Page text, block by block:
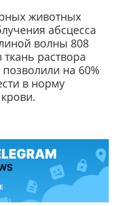
животных
абсцесса
волны 808
раствора
на 60%
в норму